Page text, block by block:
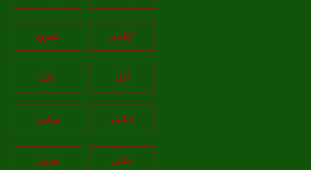
کیاسر شیرود
بابلسر بهشهر
تنکابن جويبار